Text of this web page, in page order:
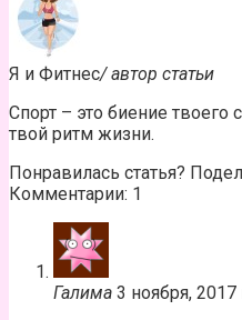
Я и Фитнес/ автор статьи
Спорт – это биение твоего
твой ритм жизни.
Понравилась статья?
Комментарии: 1
Галима 3 ноября,